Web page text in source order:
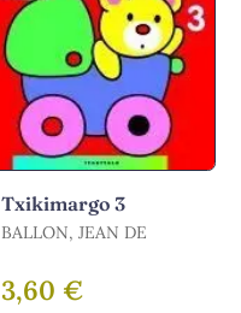
Txikimargo 3
BALLON, JEAN DE
3,60 €